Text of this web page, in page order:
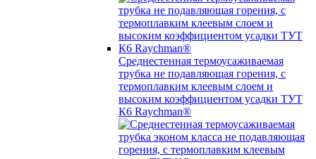
Среднестенная термоусаживаемая
трубка не подавляющая горения, с
термоплавким клеевым слоем и
высоким коэффициентом усадки ТУТ
К6 Raychman®